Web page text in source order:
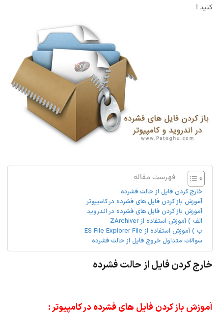
کنید !
فهرست مقاله
خارج کردن فایل از حالت فشرده
آموزش باز کردن فایل های فشرده در کامپیوتر
آموزش باز کردن فایل های فشرده در اندروید
الف ) آموزش استفاده از ZArchiver
ب ) آموزش استفاده از ES File Explorer File
سوالات متداول خروج فایل از حالت فشرده
خارج کردن فایل از حالت فشرده
آموزش باز کردن فایل های فشرده در کامپیوتر :